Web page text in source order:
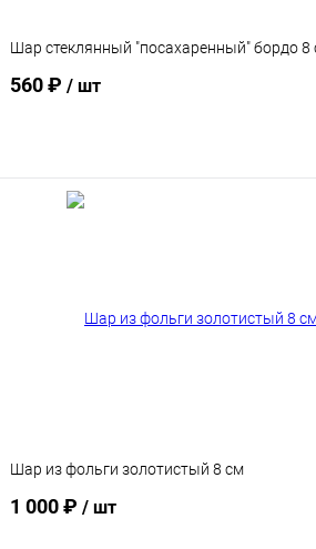
Шар стеклянный "посахаренный" бордо 8
560 ₽ / шт
Подписаться
Шар из фольги золотистый 8 см
1 000 ₽ / шт